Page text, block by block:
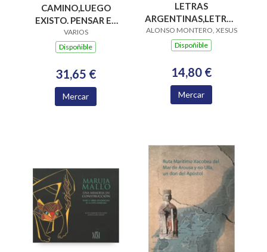
CAMINO,LUEGO
EXISTO. PENSAR EL
CAMINO EN CLAVE
COSMOPOLITA
VARIOS
Dispoñible
31,65 €
Mercar
LETRAS
ARGENTINAS,LETRAS
GALLEGAS SU RELA.
EN EL SIGLO XX
ALONSO MONTERO, XESUS
Dispoñible
14,80 €
Mercar